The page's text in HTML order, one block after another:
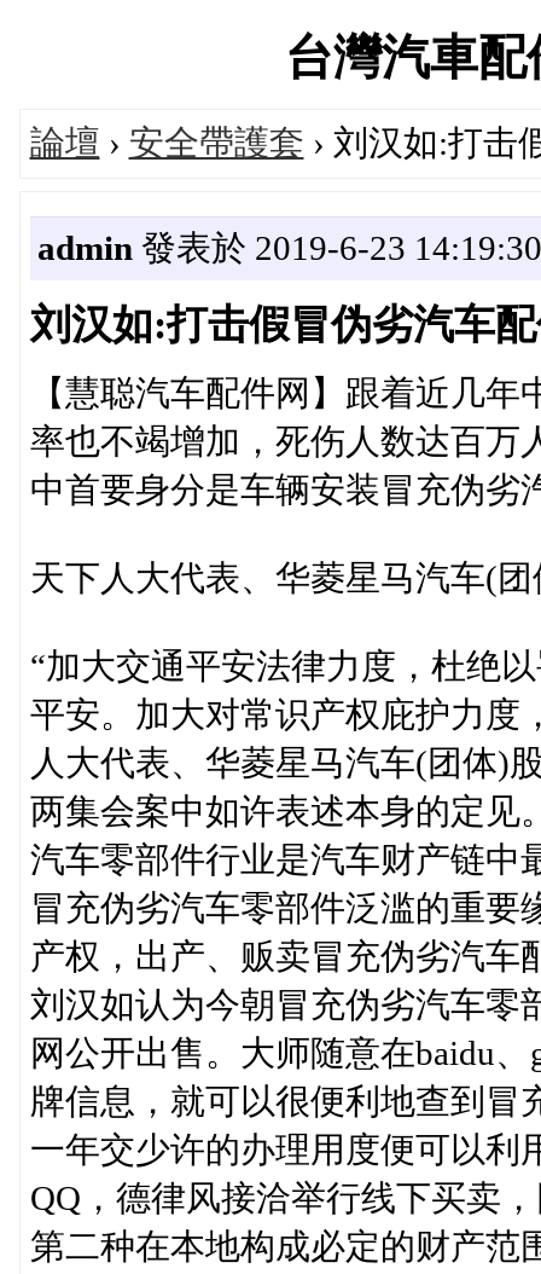
台灣汽車
論壇 › 安全帶護套 › 刘汉如:打击
admin 發表於 2019-6-23 14:19:30
刘汉如:打击假冒伪劣汽车
【慧聪汽车配件网】跟着近几
率也不竭增加，死伤人数达百万
中首要身分是车辆安装冒充伪劣
天下人大代表、华菱星马汽车(
“加大交通平安法律力度，杜绝
平安。加大对常识产权庇护力度
人大代表、华菱星马汽车(团体)
两集会案中如许表述本身的定见
汽车零部件行业是汽车财产链中
冒充伪劣汽车零部件泛滥的重要
产权，出产、贩卖冒充伪劣汽车
刘汉如认为今朝冒充伪劣汽车零
网公开出售。大师随意在baidu
牌信息，就可以很便利地查到冒
一年交少许的办理用度便可以利
QQ，德律风接洽举行线下买卖
第二种在本地构成必定的财产范